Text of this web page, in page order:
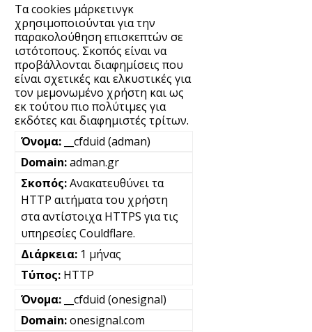
Τα cookies μάρκετινγκ
χρησιμοποιούνται για την
παρακολούθηση επισκεπτών σε
ιστότοπους. Σκοπός είναι να
προβάλλονται διαφημίσεις που
είναι σχετικές και ελκυστικές για
τον μεμονωμένο χρήστη και ως
εκ τούτου πιο πολύτιμες για
εκδότες και διαφημιστές τρίτων.
__cfduid (adman)
adman.gr
Ανακατευθύνει τα
HTTP αιτήματα του χρήστη
στα αντίστοιχα HTTPS για τις
υπηρεσίες Couldflare.
1 μήνας
HTTP
__cfduid (onesignal)
onesignal.com